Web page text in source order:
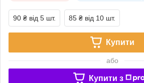
90 ₴ від 5 шт. 85 ₴ від 10 шт.
Купити
або
Купити з